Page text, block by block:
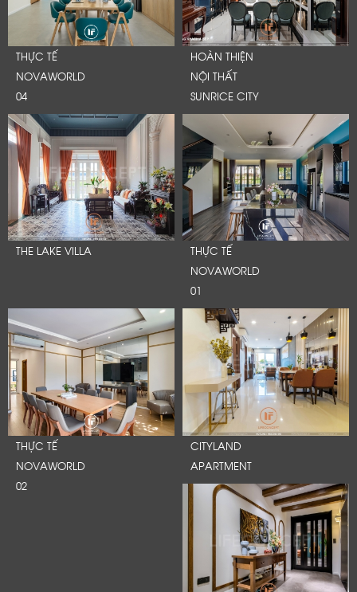
THỰC TẾ
NOVAWORLD
04
HOÀN THIỆN
NỘI THẤT
SUNRICE CITY
THE LAKE VILLA
THỰC TẾ
NOVAWORLD
01
THỰC TẾ
NOVAWORLD
02
CITYLAND
APARTMENT